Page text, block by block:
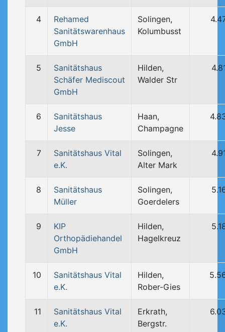
4
Rehamed
Sanitätswarenhaus
GmbH
Solingen,
Kolumbusst
5
Sanitätshaus
Schäfer Mediscout
GmbH
Hilden,
Walder Str
6
Sanitätshaus
Jesse
Haan,
Champagne
7
Sanitätshaus Vital
e.K.
Solingen,
Alter Mark
8
Sanitätshaus
Müller
Solingen,
Goerdelers
9
KIP
Orthopädiehandel
GmbH
Hilden,
Hagelkreuz
10
Sanitätshaus Vital
e.K.
Hilden,
Rober-Gies
11
Sanitätshaus Vital
e.K.
Erkrath,
Bergstr.